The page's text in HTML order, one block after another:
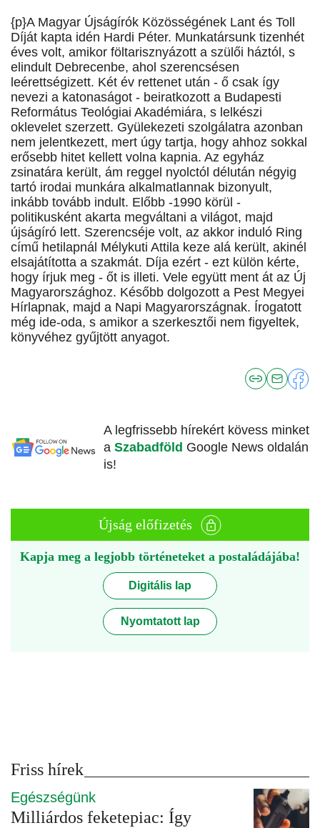
{p}A Magyar Újságírók Közösségének Lant és Toll
Díját kapta idén Hardi Péter. Munkatársunk tizenhét
éves volt, amikor föltarisznyázott a szülői háztól, s
elindult Debrecenbe, ahol szerencsésen
leérettségizett. Két év rettenet után - ő csak így
nevezi a katonaságot - beiratkozott a Budapesti
Református Teológiai Akadémiára, s lelkészi
oklevelet szerzett. Gyülekezeti szolgálatra azonban
nem jelentkezett, mert úgy tartja, hogy ahhoz sokkal
erősebb hitet kellett volna kapnia. Az egyház
zsinatára került, ám reggel nyolctól délután négyig
tartó irodai munkára alkalmatlannak bizonyult,
inkább tovább indult. Előbb -1990 körül -
politikusként akarta megváltani a világot, majd
újságíró lett. Szerencséje volt, az akkor induló Ring
című hetilapnál Mélykuti Attila keze alá került, akinél
elsajátította a szakmát. Díja ezért - ezt külön kérte,
hogy írjuk meg - őt is illeti. Vele együtt ment át az Új
Magyarországhoz. Később dolgozott a Pest Megyei
Hírlapnak, majd a Napi Magyarországnak. Írogatott
még ide-oda, s amikor a szerkesztői nem figyeltek,
könyvéhez gyűjtött anyagot.
A legfrissebb hírekért kövess minket
a Szabadföld Google News oldalán
is!
Újság előfizetés
Kapja meg a legjobb történeteket a postaládájába!
Digitális lap
Nyomtatott lap
Friss hírek
Egészségünk
Milliárdos feketepiac: Így